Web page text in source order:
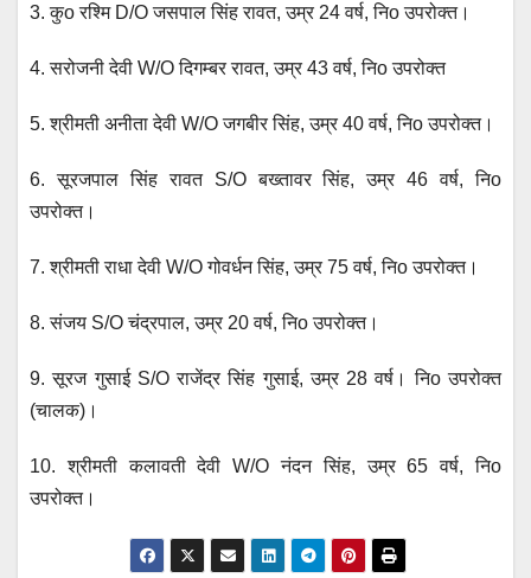
3. कुo रश्मि D/O जसपाल सिंह रावत, उम्र 24 वर्ष, निo उपरोक्त।
4. सरोजनी देवी W/O दिगम्बर रावत, उम्र 43 वर्ष, निo उपरोक्त
5. श्रीमती अनीता देवी W/O जगबीर सिंह, उम्र 40 वर्ष, निo उपरोक्त।
6. सूरजपाल सिंह रावत S/O बख्तावर सिंह, उम्र 46 वर्ष, निo
उपरोक्त।
7. श्रीमती राधा देवी W/O गोवर्धन सिंह, उम्र 75 वर्ष, निo उपरोक्त।
8. संजय S/O चंद्रपाल, उम्र 20 वर्ष, निo उपरोक्त।
9. सूरज गुसाई S/O राजेंद्र सिंह गुसाई, उम्र 28 वर्ष। निo उपरोक्त
(चालक)।
10. श्रीमती कलावती देवी W/O नंदन सिंह, उम्र 65 वर्ष, निo
उपरोक्त।